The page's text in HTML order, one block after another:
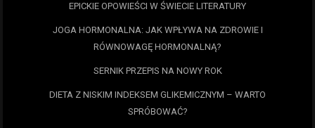
EPICKIE OPOWIEŚCI W ŚWIECIE LITERATURY
JOGA HORMONALNA: JAK WPŁYWA NA ZDROWIE I
RÓWNOWAGĘ HORMONALNĄ?
SERNIK PRZEPIS NA NOWY ROK
DIETA Z NISKIM INDEKSEM GLIKEMICZNYM – WARTO
SPRÓBOWAĆ?